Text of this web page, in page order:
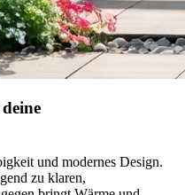
und modernes Design.
zu klaren,